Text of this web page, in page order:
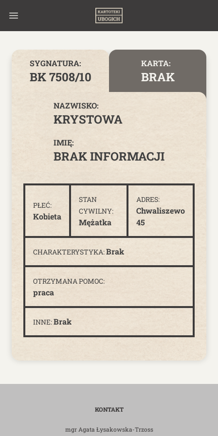
SYGNATURA:
BK 7508/10
KARTA:
BRAK
NAZWISKO:
KRYSTOWA
IMIĘ:
BRAK INFORMACJI
PŁEĆ:
Kobieta
STAN
CYWILNY:
Mężatka
ADRES:
Chwaliszewo
45
CHARAKTERYSTYKA:Brak
OTRZYMANA POMOC:
praca
INNE:Brak
KONTAKT
mgr Agata Łysakowska-Trzoss